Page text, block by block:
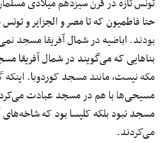
تونس تازه در قرن سیزدهم میلادی
حتا فاطمیون که تا مصر و الجزایر و
بودند. اباضیه در شمال آفریقا مسجد
بناهایی که می‌گویند در شمال
مکه نیست، مانند مسجد کوردوبا.
مسیحی‌ها با هم در مسجد عبادت
مسجد نبود بلکه کلیسا بود که
می‌کردند.